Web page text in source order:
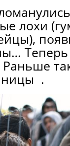
лохи
Теперь
Раньше
.